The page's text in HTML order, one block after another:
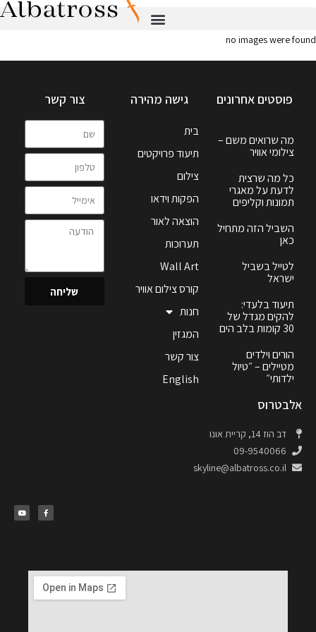
no images were found
פוסטים אחרונים
מה שרואים משם –
צילומי אוויר
כל מה שרצית
לדעת על מאגרי
תמונות וקליפים
השביל הזה מתחיל
כאן
לטייל בשביל
ישראל
תיעוד בלעדי:
להקים מגדל של
30 קומות בלב הים
הורים וילדים
מטיילים – ״טיול
ילדותי״
גישה מהירה
בית
תיעוד פרויקטים
צילום
הפקות וידאו
הוצאה לאור
תערוכות
Wall Art
קורס צילום אוויר
חנות
המגזין
צור קשר
English
צור קשר
שליחה
אלבטרוס
דב הוז 14, קריית אונו
09-9540066
skyline@albatross.co.il